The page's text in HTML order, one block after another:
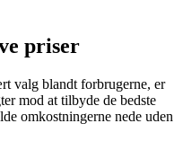
priser
valg blandt forbrugerne, er
mod at tilbyde de bedste
omkostningerne nede uden